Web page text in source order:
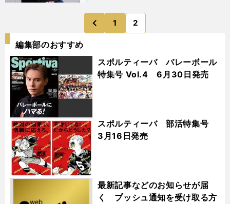
前
1 2
編集部のおすすめ
スポルティーバ バレーボール
特集号 Vol.4 6月30日発売
スポルティーバ 部活特集号
3月16日発売
最新記事などのお知らせが届
く プッシュ通知を受け取る方